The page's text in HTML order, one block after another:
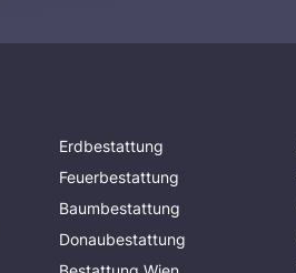
Erdbestattung
Feuerbestattung
Baumbestattung
Donaubestattung